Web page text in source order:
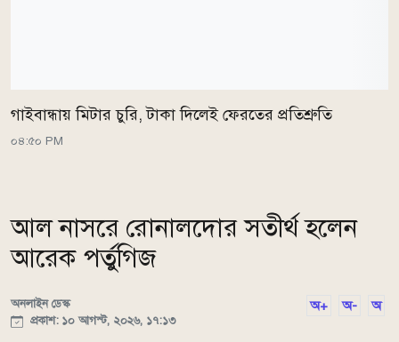
গাইবান্ধায় মিটার চুরি, টাকা দিলেই ফেরতের প্রতিশ্রুতি
০৪:৫০ PM
আল নাসরে রোনালদোর সতীর্থ হলেন
আরেক পর্তুগিজ
অনলাইন ডেস্ক
প্রকাশ: ১০ আগস্ট, ২০২৬, ১৭:১৩
অ+ অ- অ